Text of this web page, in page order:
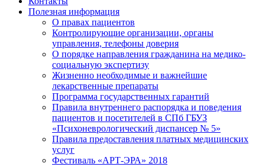
Полезная информация
О правах пациентов
Контролирующие организации, органы
управления, телефоны доверия
О порядке направления гражданина на медико-
социальную экспертизу
Жизненно необходимые и важнейшие
лекарственные препараты
Программа государственных гарантий
Правила внутреннего распорядка и поведения
пациентов и посетителей в СПб ГБУЗ
«Психоневрологический диспансер № 5»
Правила предоставления платных медицинских
услуг
Фестиваль «АРТ-ЭРА» 2018